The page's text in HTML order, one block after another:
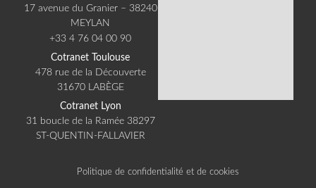
17 avenue du Granier – 38240
MEYLAN​
+33 4 76 04 00 90​
Cotranet Toulouse​
478 rue de la Découverte
31670 LABÈGE​
Cotranet Lyon​
31 boucle de la Ramée 38297
ST-QUENTIN-FALLAVIER​
Politique de confidentialité et de cookies